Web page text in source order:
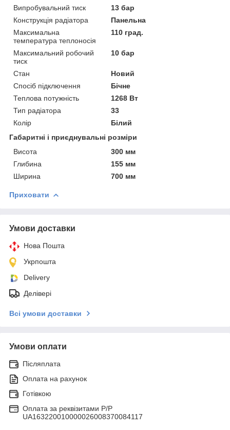
Випробувальний тиск
13 бар
Конструкція радіатора
Панельна
Максимальна
температура теплоносія
110 град.
Максимальний робочий
тиск
10 бар
Стан
Новий
Спосіб підключення
Бічне
Теплова потужність
1268 Вт
Тип радіатора
33
Колір
Білий
Габаритні і приєднувальні розміри
Висота
300 мм
Глибина
155 мм
Ширина
700 мм
Приховати
Умови доставки
Нова Пошта
Укрпошта
Delivery
Делівері
Всі умови доставки
Умови оплати
Післяплата
Оплата на рахунок
Готівкою
Оплата за реквізитами P/Р
UA163220010000026008370084117